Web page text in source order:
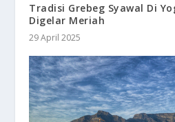
Tradisi Grebeg Syawal Di
Digelar Meriah
29 April 2025